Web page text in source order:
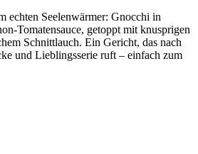
echten Seelenwärmer: Gnocchi in
Tomatensauce, getoppt mit knusprigen
Schnittlauch. Ein Gericht, das nach
und Lieblingsserie ruft – einfach zum